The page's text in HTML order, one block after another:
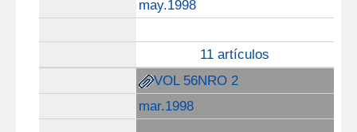
may.1998
11 artículos
VOL 56NRO 2
mar.1998